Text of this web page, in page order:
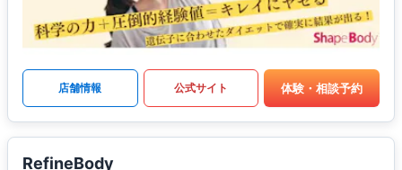
店舗情報 公式サイト 体験・相談予約
RefineBody